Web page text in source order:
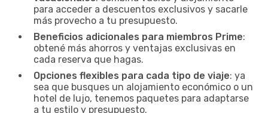
para acceder a descuentos exclusivos y sacarle
más provecho a tu presupuesto.
Beneficios adicionales para miembros Prime:
obtené más ahorros y ventajas exclusivas en
cada reserva que hagas.
Opciones flexibles para cada tipo de viaje: ya
sea que busques un alojamiento económico o un
hotel de lujo, tenemos paquetes para adaptarse
a tu estilo y presupuesto.